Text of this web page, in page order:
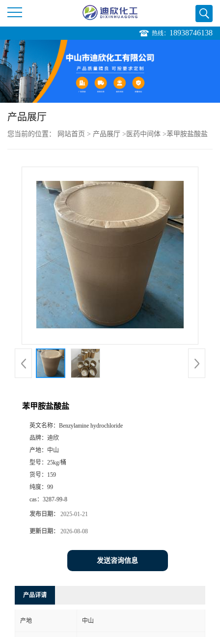
司
首
页
公
厅
式
热线： 18938746138
产品展厅
您当前的位置： 网站首页 > 产品展厅 > 医药中间体 >苯甲胺盐酸盐
苯甲胺盐酸盐
英文名称： Benzylamine hydrochloride
品牌： 迪欣
产地： 中山
型号： 25kg/桶
货号： 159
纯度： 99
cas： 3287-99-8
发布日期： 2025-01-21
更新日期： 2026-08-08
发送咨询信息
产品详请
产地 中山